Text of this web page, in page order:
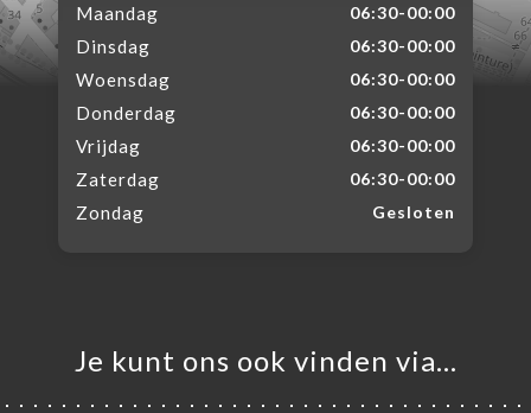
Maandag 06:30-00:00
Dinsdag 06:30-00:00
Woensdag 06:30-00:00
Donderdag 06:30-00:00
Vrijdag 06:30-00:00
Zaterdag 06:30-00:00
Zondag Gesloten
Je kunt ons ook vinden via…